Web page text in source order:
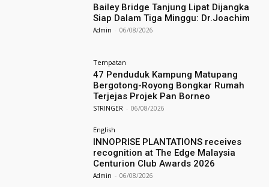
Bailey Bridge Tanjung Lipat Dijangka
Siap Dalam Tiga Minggu: Dr.Joachim
Admin - 06/08/2026
Tempatan
47 Penduduk Kampung Matupang
Bergotong-Royong Bongkar Rumah
Terjejas Projek Pan Borneo
STRINGER - 06/08/2026
English
INNOPRISE PLANTATIONS receives
recognition at The Edge Malaysia
Centurion Club Awards 2026
Admin - 06/08/2026